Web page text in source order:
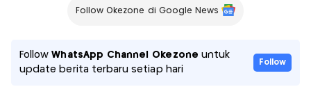
Follow Okezone di Google News
FollowWhatsApp Channel Okezone untuk
update berita terbaru setiap hari
Follow